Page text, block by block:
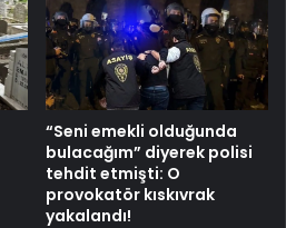
“Seni emekli olduğunda
bulacağım” diyerek polisi
tehdit etmişti: O
provokatör kıskıvrak
yakalandı!